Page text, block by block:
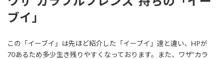
ブイ」
この「イーブイ」は先ほど紹介した「イーブイ」達と違い、HPが
70あるため多少生き残りやすくなっております。また、ワザ”カラ